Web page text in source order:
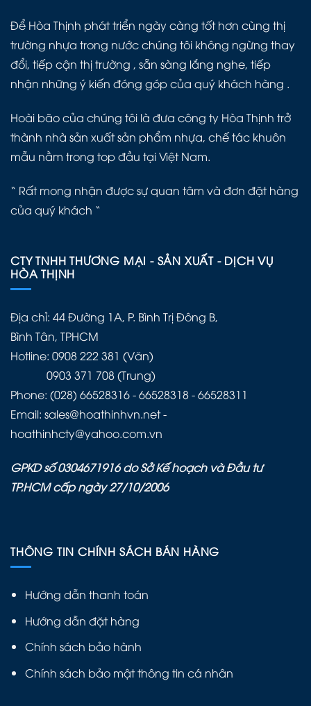
Để Hòa Thịnh phát triển ngày càng tốt hơn cùng thị
trường nhựa trong nước chúng tôi không ngừng thay
đổi, tiếp cận thị trường , sẵn sàng lắng nghe, tiếp
nhận những ý kiến đóng góp của quý khách hàng .
Hoài bão của chúng tôi là đưa công ty Hòa Thịnh trở
thành nhà sản xuất sản phẩm nhựa, chế tác khuôn
mẫu nằm trong top đầu tại Việt Nam.
“ Rất mong nhận được sự quan tâm và đơn đặt hàng
của quý khách “
CTY TNHH THƯƠNG MẠI - SẢN XUẤT - DỊCH VỤ
HÒA THỊNH
Địa chỉ: 44 Đường 1A, P. Bình Trị Đông B,
Bình Tân, TPHCM
Hotline: 0908 222 381 (Văn)
0903 371 708 (Trung)
Phone: (028) 66528316 - 66528318 - 66528311
Email: sales@hoathinhvn.net -
hoathinhcty@yahoo.com.vn
GPKD số 0304671916 do Sở Kế hoạch và Đầu tư
TP.HCM cấp ngày 27/10/2006
THÔNG TIN CHÍNH SÁCH BÁN HÀNG
Hướng dẫn thanh toán
Hướng dẫn đặt hàng
Chính sách bảo hành
Chính sách bảo mật thông tin cá nhân